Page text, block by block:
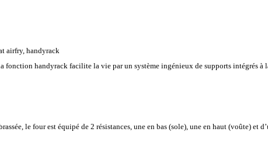
airfry, handyrack
fonction handyrack facilite la vie par un système ingénieux de supports intégrés
le four est équipé de 2 résistances, une en bas (sole), une en haut (voûte)